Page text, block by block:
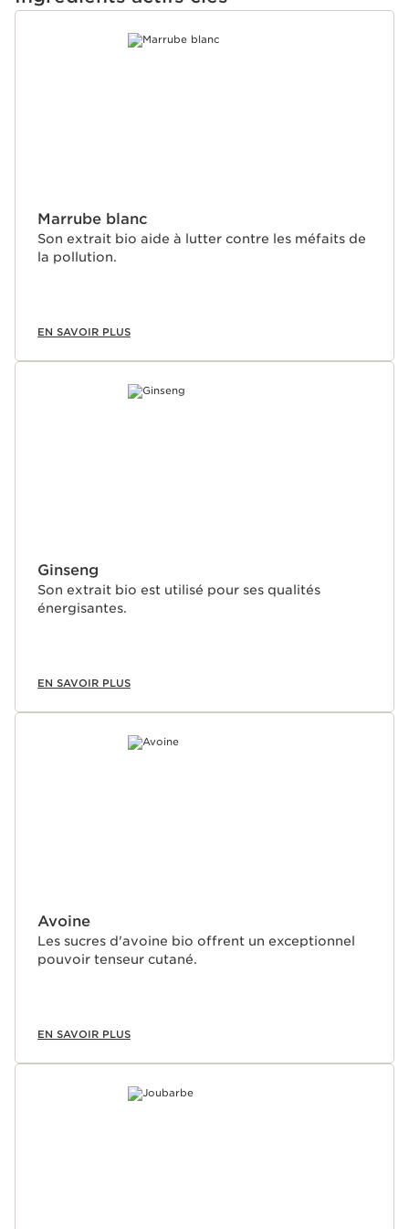
ALLER AU CONTENU
Marrube blanc
Son extrait bio aide à lutter contre les méfaits de
la pollution.
EN SAVOIR PLUS
Ginseng
Son extrait bio est utilisé pour ses qualités
énergisantes.
EN SAVOIR PLUS
Avoine
Les sucres d'avoine bio offrent un exceptionnel
pouvoir tenseur cutané.
EN SAVOIR PLUS